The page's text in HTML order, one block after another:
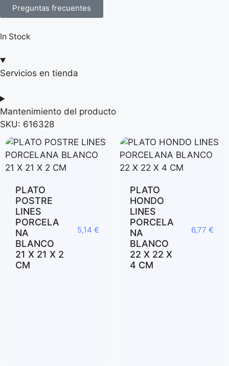
Preguntas frecuentes
In Stock
Servicios en tienda
Mantenimiento del producto
SKU: 616328
PLATO
POSTRE
LINES
PORCELA
NA
BLANCO
21 X 21 X 2
CM
5,14 €
PLATO
HONDO
LINES
PORCELA
NA
BLANCO
22 X 22 X
4 CM
6,77 €